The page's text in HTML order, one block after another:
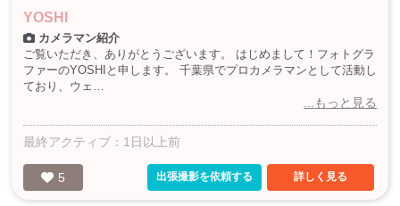
YOSHI
カメラマン紹介
ご覧いただき、ありがとうございます。 はじめまして！フォトグラ
ファーのYOSHIと申します。 千葉県でプロカメラマンとして活動し
ており、ウェ…
...もっと見る
最終アクティブ：1日以上前
5 出張撮影を依頼する 詳しく見る